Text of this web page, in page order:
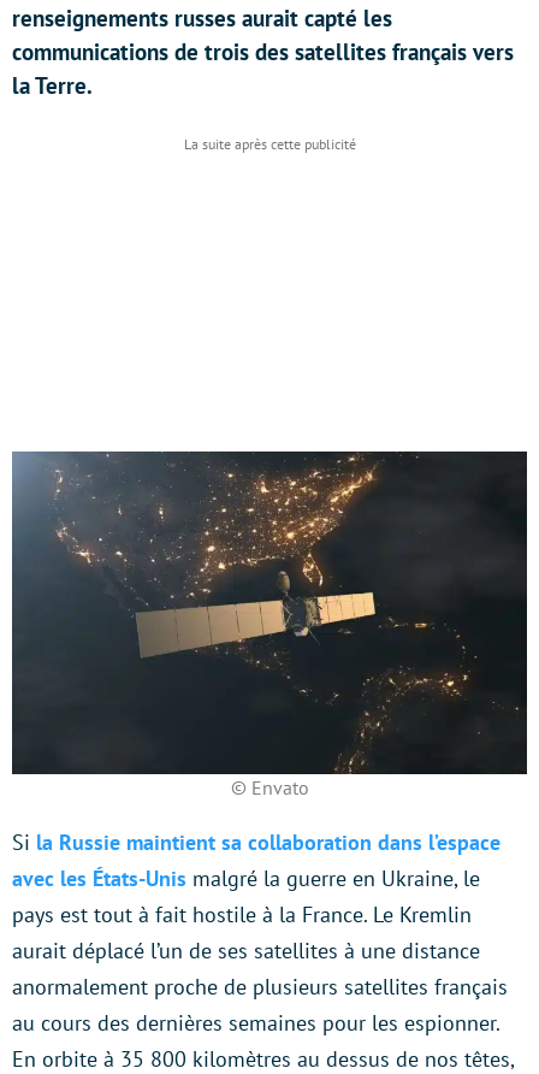
renseignements russes aurait capté les
communications de trois des satellites français vers
la Terre.
© Envato
Si la Russie maintient sa collaboration dans l’espace
avec les États-Unis malgré la guerre en Ukraine, le
pays est tout à fait hostile à la France. Le Kremlin
aurait déplacé l’un de ses satellites à une distance
anormalement proche de plusieurs satellites français
au cours des dernières semaines pour les espionner.
En orbite à 35 800 kilomètres au dessus de nos têtes,